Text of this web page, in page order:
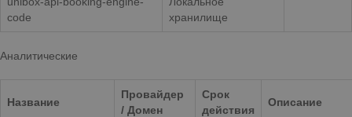
code
хранилище
Аналитические
Название
Провайдер
/ Домен
Срок
действия
Описание